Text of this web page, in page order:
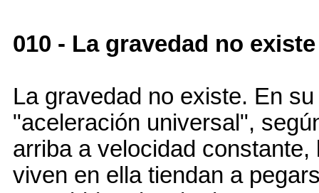
010 - La gravedad no existe
La gravedad no existe. En
"aceleración universal",
arriba a velocidad
viven en ella tiendan a